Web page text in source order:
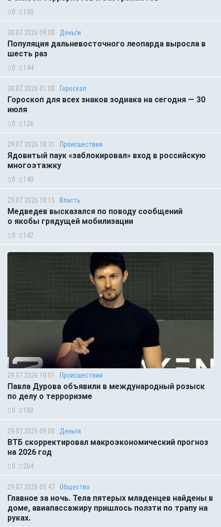
0 130
30.07.2026 09:00 Деньги
Популяция дальневосточного леопарда выросла в
шесть раз
0 144
30.07.2026 01:00 Гороскоп
Гороскоп для всех знаков зодиака на сегодня — 30
июля
0 126
29.07.2026 18:31 Происшествия
Ядовитый паук «заблокировал» вход в российскую
многоэтажку
0 140
29.07.2026 18:15 Власть
Медведев высказался по поводу сообщений
о якобы грядущей мобилизации
0 142
29.07.2026 10:01 Происшествия
Павла Дурова объявили в международный розыск
по делу о терроризме
0 188
29.07.2026 09:00 Деньги
ВТБ скорректировал макроэкономический прогноз
на 2026 год
0 204
29.07.2026 05:47 Общество
Главное за ночь. Тела пятерых младенцев найдены в
доме, авиапассажиру пришлось ползти по трапу на
руках.